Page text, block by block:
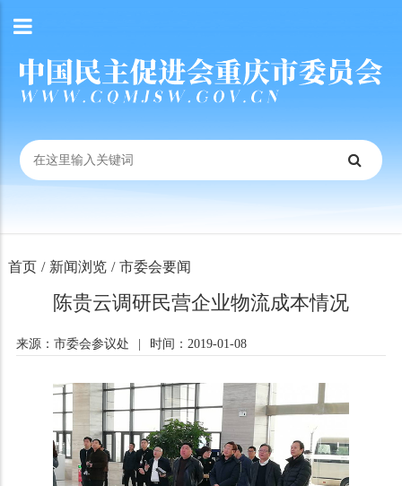
首页 / 新闻浏览 / 市委会要闻
陈贵云调研民营企业物流成本情况
来源：市委会参议处 时间：2019-01-08